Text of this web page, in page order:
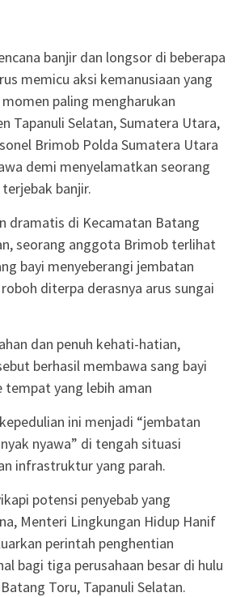
banjir dan longsor di beberapa
memicu aksi kemanusiaan yang
paling mengharukan
Tapanuli Selatan, Sumatera Utara,
Brimob Polda Sumatera Utara
demi menyelamatkan seorang
banjir.
dramatis di Kecamatan Batang
seorang anggota Brimob terlihat
bayi menyeberangi jembatan
diterpa derasnya arus sungai
dan penuh kehati-hatian,
berhasil membawa sang bayi
tempat yang lebih aman
ini menjadi “jembatan
nyawa” di tengah situasi
infrastruktur yang parah.
potensi penyebab yang
Menteri Lingkungan Hidup Hanif
perintah penghentian
bagi tiga perusahaan besar di hulu
Toru, Tapanuli Selatan.